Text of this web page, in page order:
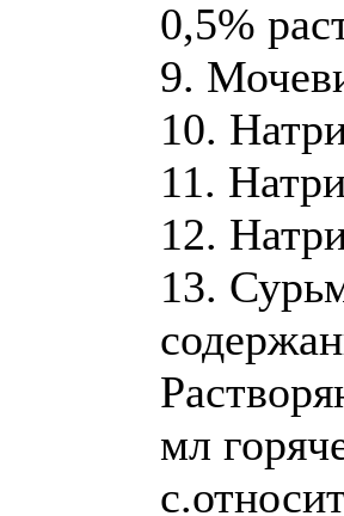
0,5%
9.
10.
11.
12.
13.
мл